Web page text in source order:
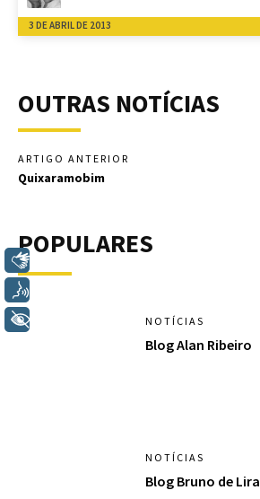
3 DE ABRIL DE 2013
OUTRAS NOTÍCIAS
ARTIGO ANTERIOR
Quixaramobim
POPULARES
NOTÍCIAS
Blog Alan Ribeiro
NOTÍCIAS
Blog Bruno de Lira
+ Acessibilidade